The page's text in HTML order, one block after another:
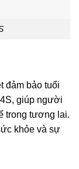
đảm bảo tuổi
giúp người
trong tương lai.
khỏe và sự